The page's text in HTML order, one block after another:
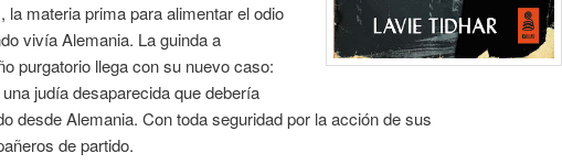
la materia prima para alimentar el odio
vivía Alemania. La guinda a
purgatorio llega con su nuevo caso:
judía desaparecida que debería
desde Alemania. Con toda seguridad por la acción de sus
de partido.